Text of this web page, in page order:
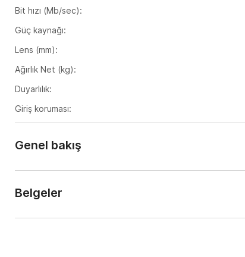
Bit hızı (Mb/sec):
Güç kaynağı:
Lens (mm):
Ağırlık Net (kg):
Duyarlılık:
Giriş koruması:
Güç tüketimi, Watt:
Genel bakış
tasarlanmıştır. Çalışma sıcaklık aralığı –40 °C ila +60
Belgeler